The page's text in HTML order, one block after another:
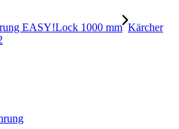
EASY!Lock 1000 mm Kärcher